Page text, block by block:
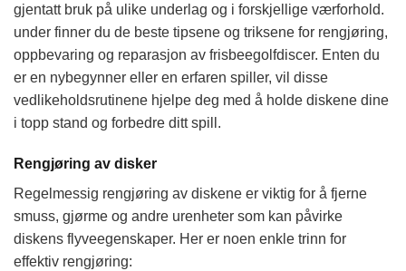
gjentatt bruk på ulike underlag og i forskjellige værforhold.
under finner du de beste tipsene og triksene for rengjøring,
oppbevaring og reparasjon av frisbeegolfdiscer. Enten du
er en nybegynner eller en erfaren spiller, vil disse
vedlikeholdsrutinene hjelpe deg med å holde diskene dine
i topp stand og forbedre ditt spill.
Rengjøring av disker
Regelmessig rengjøring av diskene er viktig for å fjerne
smuss, gjørme og andre urenheter som kan påvirke
diskens flyveegenskaper. Her er noen enkle trinn for
effektiv rengjøring: